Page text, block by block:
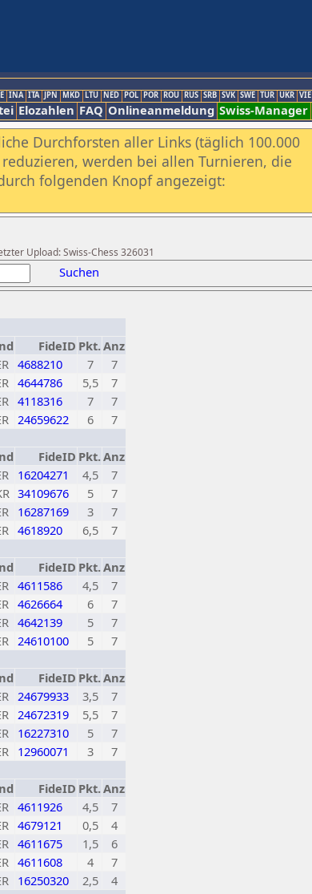
INA ITA JPN MKD LTU NED POL POR ROU RUS SRB SVK SWE TUR UKR VIE
Elozahlen FAQ Onlineanmeldung Swiss-Manager
Durchforsten aller Links (täglich 100.000
werden bei allen Turnieren, die
folgenden Knopf angezeigt:
Upload: Swiss-Chess 326031
Suchen
FideID Pkt.Anz
4688210 7
7
4644786 5,5
7
4118316 7
7
24659622 6
7
FideID Pkt.Anz
16204271 4,5
7
34109676 5
7
16287169 3
7
4618920 6,5
7
FideID Pkt.Anz
4611586 4,5
7
4626664 6
7
4642139 5
7
24610100 5
7
FideID Pkt.Anz
24679933 3,5
7
24672319 5,5
7
16227310 5
7
12960071 3
7
FideID Pkt.Anz
4611926 4,5
7
4679121 0,5
4
4611675 1,5
6
4611608 4
7
16250320 2,5
4